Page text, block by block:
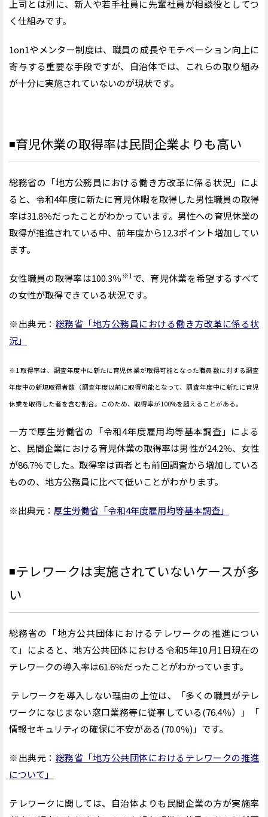
上司とは別に、新人や若手社員に先輩社員が相談役としてつ
く仕組みです。
1on1やメンター制度は、職員の成長やモチベーション向上に
寄与する重要な手段ですが、自治体では、これらの取り組み
が十分に実施されていないのが現状です。
◾️育児休業の取得率は民間企業よりも高い
総務省の「地方公務員における働き方改革に係る状況」によ
ると、令和4年度に新たに育児休暇を取得した男性職員の取得
率は31.8％だったことがわかっています。男性への育児休業の
取得が推進されている中、前年度から12.3ポイント増加してい
ます。
女性職員の取得率は100.3％※1 で、育児休業を希望するすべて
の女性が取得できている状況です。
※出典元： 総務省「地方公務員における働き方改革に係る状
況」
※1 取得率は、調査年度中に新たに育児休業が取得可能となった職員数に対する調査
年度中の新規取得者数（調査年度以前に取得可能となって、調査年度中に新たに育児
休業を取得した者を含む割合。このため、取得率が100%を超えることがある。
一方で厚生労働省の「令和4年度雇用均等基本調査」による
と、民間企業における育児休業の取得率は男性が24.2％、女性
が86.7％でした。取得率は両者とも前回調査から増加している
ものの、地方公務員に比べて低いことがわかります。
※出典元： 厚生労働省「令和4年度雇用均等基本調査」
◾️テレワークは実施されていないケースが多
い
総務省の「地方公共団体におけるテレワークの推進につい
て」によると、地方公共団体における令和5年10月1日現在の
テレワークの導入率は61.6％だったことがわかっています。
テレワークを導入しない理由の上位は、「多くの職員がテレ
ワークになじまない窓口業務等に従事している(76.4％）」「
情報セキュリティの確保に不安がある(70.0％)」です。
※出典元： 総務省「地方公共団体におけるテレワークの推進
について」
テレワークに関しては、自治体よりも民間企業の方が実施率